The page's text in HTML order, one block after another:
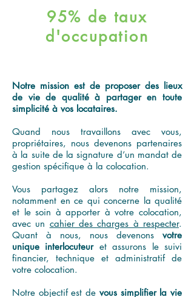
95% de taux
d'occupation
Notre mission est de proposer des lieux
de vie de qualité à partager en toute
simplicité à vos locataires.
Quand nous travaillons avec vous,
propriétaires, nous devenons partenaires
à la suite de la signature d’un mandat de
gestion spécifique à la colocation.
Vous partagez alors notre mission,
notamment en ce qui concerne la qualité
et le soin à apporter à votre colocation,
avec un cahier des charges à respecter.
Quant à nous, nous devenons votre
unique interlocuteuret assurons le suivi
financier, technique et administratif de
votre colocation.
Notre objectif est de vous simplifier la vie